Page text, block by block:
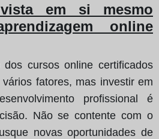
em si mesmo
online
cursos online certificados
fatores, mas investir em
profissional é
Não se contente com o
novas oportunidades de